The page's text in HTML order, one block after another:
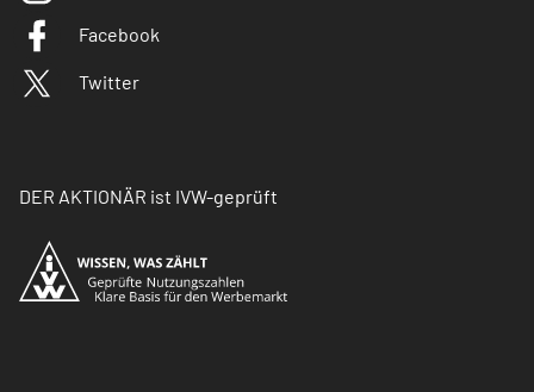
Facebook
Twitter
DER AKTIONÄR ist IVW-geprüft